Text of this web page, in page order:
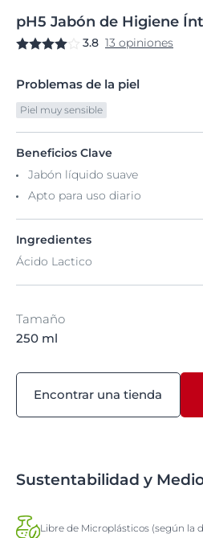
pH5 Jabón de Higiene
3.8 13 opiniones
Problemas de la piel
Piel muy sensible
Beneficios Clave
Jabón líquido suave
Apto para uso diario
Ingredientes
Ácido Lactico
Tamaño
250 ml
Encontrar una tienda
Sustentabilidad y
Libre de Microplásticos (según la